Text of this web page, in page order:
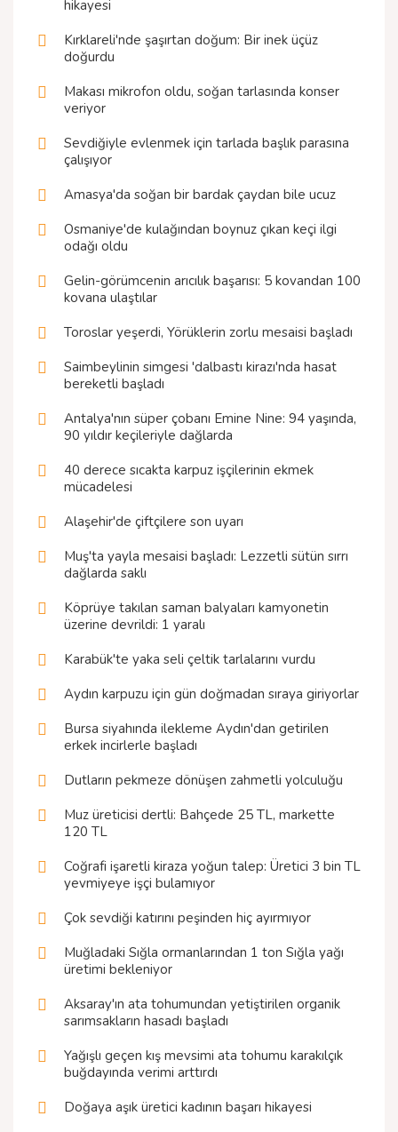
hikayesi
Kırklareli'nde şaşırtan doğum: Bir inek üçüz
doğurdu
Makası mikrofon oldu, soğan tarlasında konser
veriyor
Sevdiğiyle evlenmek için tarlada başlık parasına
çalışıyor
Amasya'da soğan bir bardak çaydan bile ucuz
Osmaniye'de kulağından boynuz çıkan keçi ilgi
odağı oldu
Gelin-görümcenin arıcılık başarısı: 5 kovandan 100
kovana ulaştılar
Toroslar yeşerdi, Yörüklerin zorlu mesaisi başladı
Saimbeylinin simgesi 'dalbastı kirazı'nda hasat
bereketli başladı
Antalya'nın süper çobanı Emine Nine: 94 yaşında,
90 yıldır keçileriyle dağlarda
40 derece sıcakta karpuz işçilerinin ekmek
mücadelesi
Alaşehir'de çiftçilere son uyarı
Muş'ta yayla mesaisi başladı: Lezzetli sütün sırrı
dağlarda saklı
Köprüye takılan saman balyaları kamyonetin
üzerine devrildi: 1 yaralı
Karabük'te yaka seli çeltik tarlalarını vurdu
Aydın karpuzu için gün doğmadan sıraya giriyorlar
Bursa siyahında ilekleme Aydın'dan getirilen
erkek incirlerle başladı
Dutların pekmeze dönüşen zahmetli yolculuğu
Muz üreticisi dertli: Bahçede 25 TL, markette
120 TL
Coğrafi işaretli kiraza yoğun talep: Üretici 3 bin TL
yevmiyeye işçi bulamıyor
Çok sevdiği katırını peşinden hiç ayırmıyor
Muğladaki Sığla ormanlarından 1 ton Sığla yağı
üretimi bekleniyor
Aksaray'ın ata tohumundan yetiştirilen organik
sarımsakların hasadı başladı
Yağışlı geçen kış mevsimi ata tohumu karakılçık
buğdayında verimi arttırdı
Doğaya aşık üretici kadının başarı hikayesi